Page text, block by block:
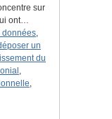
sur
ont…
données,
un
du
,
,